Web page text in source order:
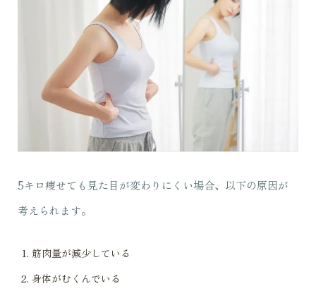
5キロ痩せても見た目が変わりにくい場合、以下の原因が
考えられます。
筋肉量が減少している
身体がむくんでいる